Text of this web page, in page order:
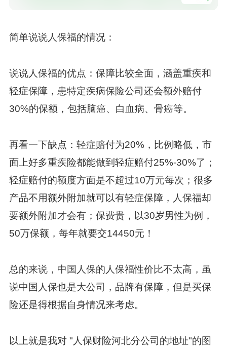
简单说说人保福的情况：
说说人保福的优点：保障比较全面，涵盖重疾和
轻症保障，患特定疾病保险公司还会额外赔付
30%的保额，包括脑癌、白血病、骨癌等。
再看一下缺点：轻症赔付为20%，比例略低，市
面上好多重疾险都能做到轻症赔付25%-30%了；
轻症赔付的额度方面是不超过10万元每次；很多
产品不用额外附加就可以有轻症保障，人保福却
要额外附加才会有；保费贵，以30岁男性为例，
50万保额，每年就要交14450元！
总的来说，中国人保的人保福性价比不太高，虽
说中国人保也是大公司，品牌有保障，但是买保
险还是得根据自身情况来考虑。
以上就是我对 "人保财险河北分公司的地址"的图